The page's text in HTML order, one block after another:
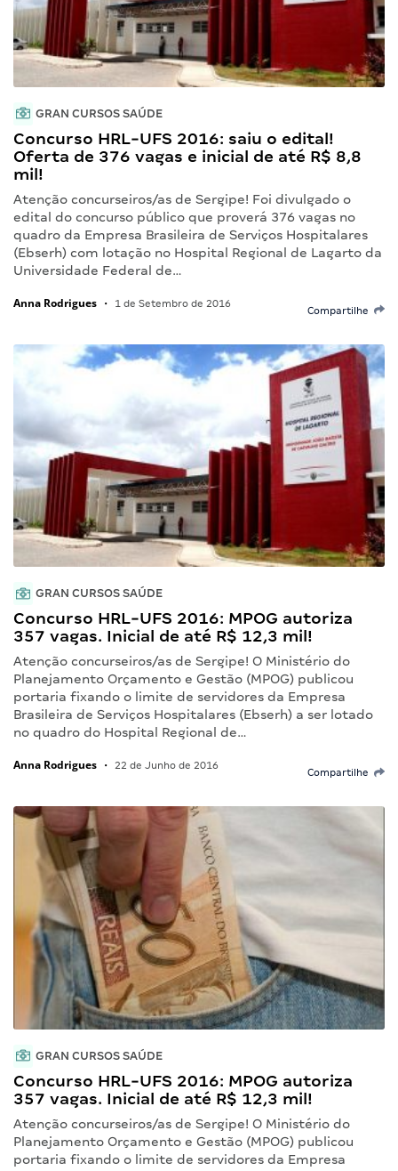
GRAN CURSOS SAÚDE
Concurso HRL-UFS 2016: saiu o edital!
Oferta de 376 vagas e inicial de até R$ 8,8
mil!
Atenção concurseiros/as de Sergipe! Foi divulgado o
edital do concurso público que proverá 376 vagas no
quadro da Empresa Brasileira de Serviços Hospitalares
(Ebserh) com lotação no Hospital Regional de Lagarto da
Universidade Federal de…
Anna Rodrigues • 1 de Setembro de 2016
Compartilhe
GRAN CURSOS SAÚDE
Concurso HRL-UFS 2016: MPOG autoriza
357 vagas. Inicial de até R$ 12,3 mil!
Atenção concurseiros/as de Sergipe! O Ministério do
Planejamento Orçamento e Gestão (MPOG) publicou
portaria fixando o limite de servidores da Empresa
Brasileira de Serviços Hospitalares (Ebserh) a ser lotado
no quadro do Hospital Regional de…
Anna Rodrigues • 22 de Junho de 2016
Compartilhe
GRAN CURSOS SAÚDE
Concurso HRL-UFS 2016: MPOG autoriza
357 vagas. Inicial de até R$ 12,3 mil!
Atenção concurseiros/as de Sergipe! O Ministério do
Planejamento Orçamento e Gestão (MPOG) publicou
portaria fixando o limite de servidores da Empresa